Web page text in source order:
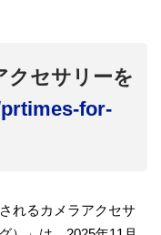
クセサリーを
for-
れるカメラアクセサ